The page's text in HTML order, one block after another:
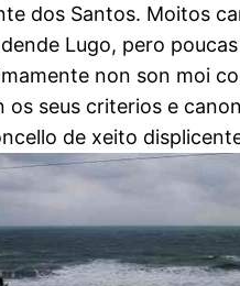
dos Santos. Moitos
Lugo, pero
non son moi
os seus criterios e
de xeito